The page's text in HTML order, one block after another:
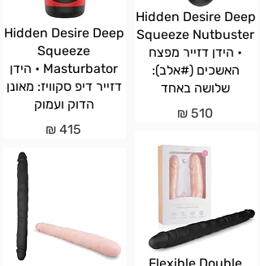
Hidden Desire Deep
Squeeze Nutbuster
• הידן דזייר מפצח
האשכים (#אלב):
שלושה באחד
510 ₪
Hidden Desire Deep
Squeeze
Masturbator • הידן
דזייר דיפ סקוויז: מאונן
הדוק ועמוק
415 ₪